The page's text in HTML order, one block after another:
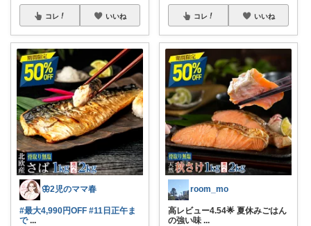
コレ いいね
🦋2児のママ春
#最大4,990円OFF #11日正午ま
で ...
コレ いいね
room_mo
高レビュー4.54🌟 夏休みごはん
の強い味 ...